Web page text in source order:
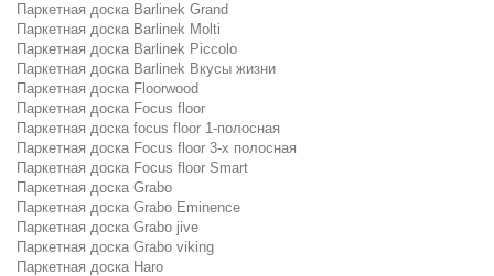
Паркетная доска Barlinek Grand
Паркетная доска Barlinek Molti
Паркетная доска Barlinek Piccolo
Паркетная доска Barlinek Вкусы жизни
Паркетная доска Floorwood
Паркетная доска Focus floor
Паркетная доска focus floor 1-полосная
Паркетная доска Focus floor 3-х полосная
Паркетная доска Focus floor Smart
Паркетная доска Grabo
Паркетная доска Grabo Eminence
Паркетная доска Grabo jive
Паркетная доска Grabo viking
Паркетная доска Haro